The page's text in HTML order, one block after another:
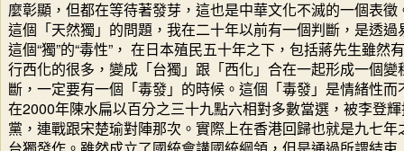
麼彰顯，但都在等待著發芽，這也是中華文化不滅的一個表
這個「天然獨」的問題，我在二十年以前有一個判斷，是透
這個“獨”的“毒性”， 在日本殖民五十年之下，包括蔣先生雖然
行西化的很多，變成「台獨」跟「西化」合在一起形成一個
斷，一定要有一個「毒發」的時候。這個「毒發」是情緒性
在2000年陳水扁以百分之三十九點六相對多數當選，被李登
黨，連戰跟宋楚瑜對陣那次。實際上在香港回歸也就是九七